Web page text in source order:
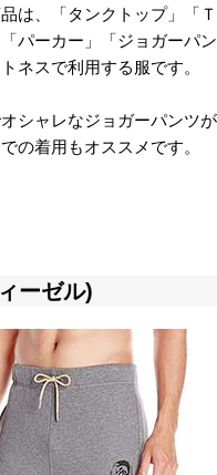
は、「タンクトップ」「Ｔ
「パーカー」「ジョガーパ
ネスで利用する服です。
シャレなジョガーパンツ
の着用もオススメです。
ーゼル)